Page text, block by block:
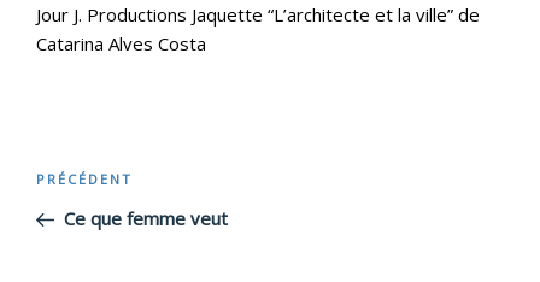
Jour J. Productions Jaquette “L’architecte et la ville” de
Catarina Alves Costa
Navigation
Article
précédent
PRÉCÉDENT
Ce que femme veut